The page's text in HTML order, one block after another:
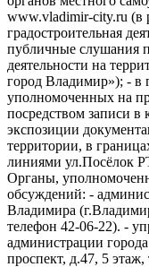
www.vladimir-city.ru (в
градостроительная
публичные слушания
деятельности на
город Владимир»); - в
уполномоченных на
посредством записи в
экспозиции
территории, в
линиями ул.Посёлок
Органы,
обсуждений: -
Владимира
телефон 42-06-22). -
администрации
проспект, д.47, 5